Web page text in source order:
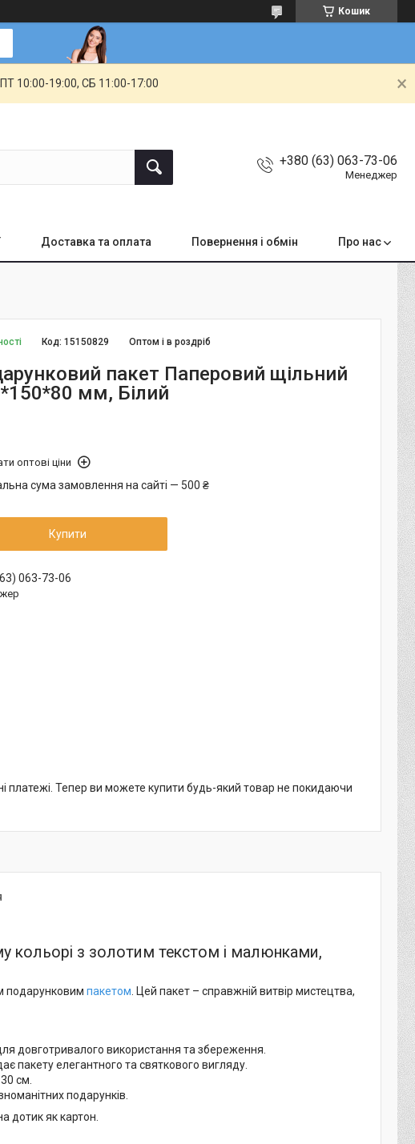
Кошик
10:00-19:00, СБ 11:00-17:00
+380 (63) 063-73-06
Менеджер
Доставка та оплата Повернення і обмін Про нас
Оптом і в роздріб
Код:15150829
пакет Паперовий щільний
мм, Білий
оптові ціни
сума замовлення на сайті — 500 ₴
Купити
063-73-06
платежі. Тепер ви можете купити будь-який товар не покидаючи
кольорі з золотим текстом і малюнками,
подарунковим пакетом. Цей пакет – справжній витвір мистецтва,
довготривалого використання та збереження.
пакету елегантного та святкового вигляду.
см.
подарунків.
дотик як картон.